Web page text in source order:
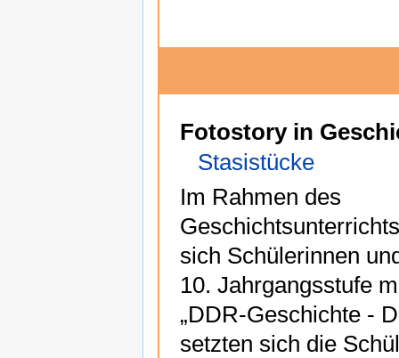
Fotostory in
Stasistücke
Im Rahmen des
sich Schülerinnen
10. Jahrgangsstufe
„DDR-Geschichte -
setzten sich die